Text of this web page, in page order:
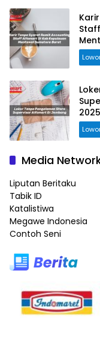
2025
Media
Liputan Beritaku
Tabik ID
Katalistiwa
Megawe Indonesia
Contoh Seni